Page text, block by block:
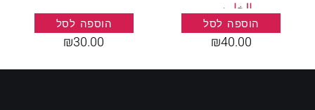
الخامس
הוספה לסל
₪40.00
הוספה לסל
₪30.00